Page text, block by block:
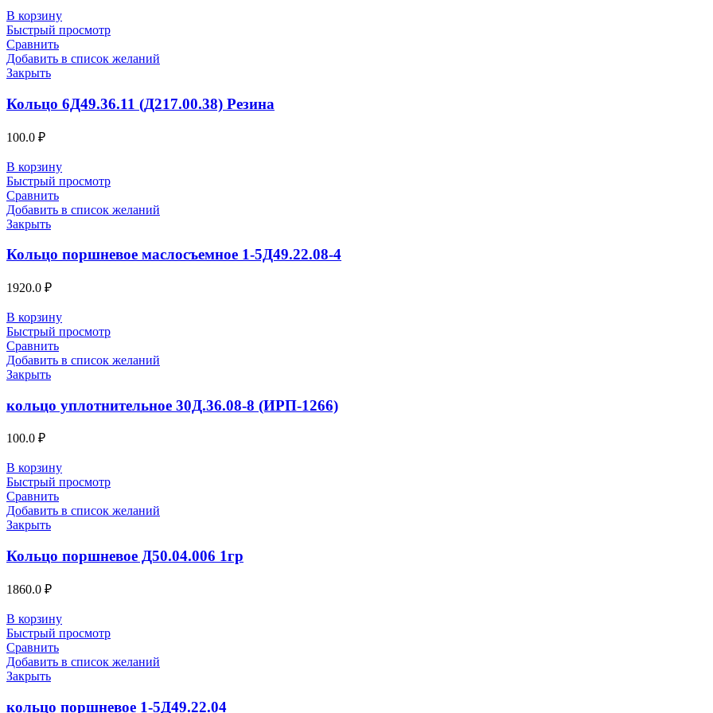
В корзину
Быстрый просмотр
Сравнить
Добавить в список желаний
Закрыть
Кольцо 6Д49.36.11 (Д217.00.38) Резина
100.0 ₽
В корзину
Быстрый просмотр
Сравнить
Добавить в список желаний
Закрыть
Кольцо поршневое маслосъемное 1-5Д49.22.08-4
1920.0 ₽
В корзину
Быстрый просмотр
Сравнить
Добавить в список желаний
Закрыть
кольцо уплотнительное 30Д.36.08-8 (ИРП-1266)
100.0 ₽
В корзину
Быстрый просмотр
Сравнить
Добавить в список желаний
Закрыть
Кольцо поршневое Д50.04.006 1гр
1860.0 ₽
В корзину
Быстрый просмотр
Сравнить
Добавить в список желаний
Закрыть
кольцо поршневое 1-5Д49.22.04